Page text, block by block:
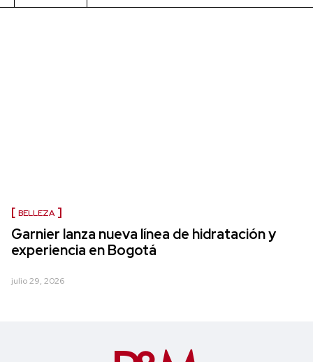
BELLEZA
Garnier lanza nueva línea de hidratación y
experiencia en Bogotá
julio 29, 2026